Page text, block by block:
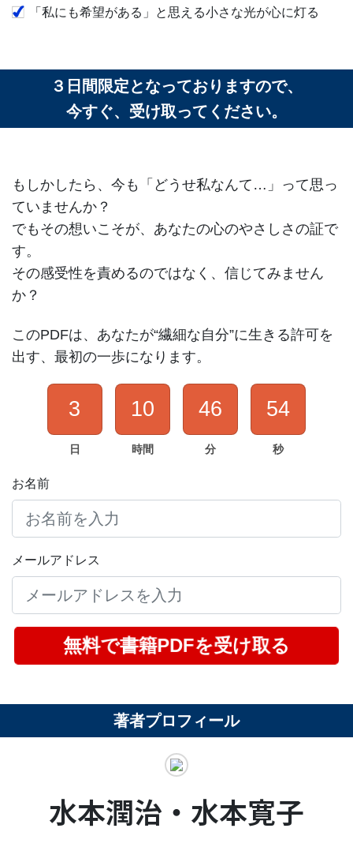
「私にも希望がある」と思える小さな光が心に灯る
３日間限定となっておりますので、
今すぐ、受け取ってください。
もしかしたら、今も「どうせ私なんて…」って思っ
ていませんか？
でもその想いこそが、あなたの心のやさしさの証で
す。
その感受性を責めるのではなく、信じてみません
か？
このPDFは、あなたが“繊細な自分”に生きる許可を
出す、最初の一歩になります。
3
日
10
時間
46
分
53
秒
お名前
メールアドレス
無料で書籍PDFを受け取る
著者プロフィール
水本潤治・水本寛子